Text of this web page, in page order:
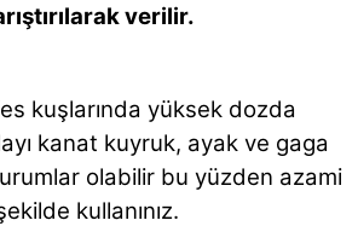
verilir.
kuşlarında yüksek dozda
kanat kuyruk, ayak ve gaga
olabilir bu yüzden azami
kullanınız.